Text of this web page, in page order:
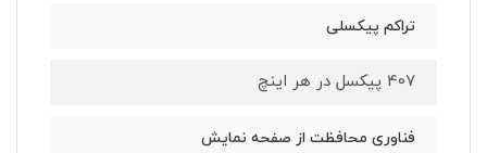
تراکم پیکسلی
407 پیکسل در هر اینچ
فناوری محافظت از صفحه نمایش